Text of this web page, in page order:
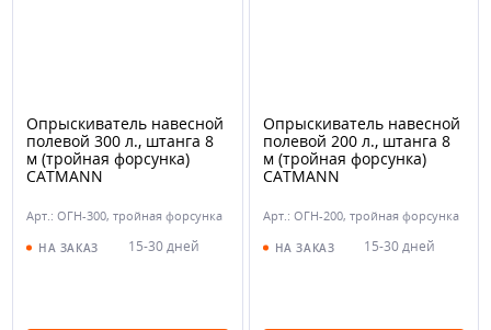
Опрыскиватель навесной
полевой 300 л., штанга 8
м (тройная форсунка)
CATMANN
Арт.: ОГН-300, тройная форсунка
НА ЗАКАЗ 15-30 дней
Опрыскиватель навесной
полевой 200 л., штанга 8
м (тройная форсунка)
CATMANN
Арт.: ОГН-200, тройная форсунка
НА ЗАКАЗ 15-30 дней